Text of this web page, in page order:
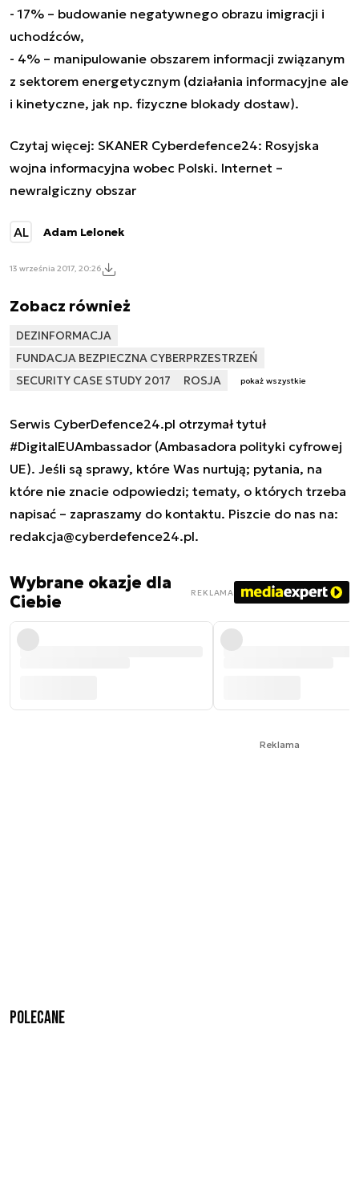
- 17% – budowanie negatywnego obrazu imigracji i
uchodźców,
- 4% – manipulowanie obszarem informacji związanym
z sektorem energetycznym (działania informacyjne ale
i kinetyczne, jak np. fizyczne blokady dostaw).
Czytaj więcej: SKANER Cyberdefence24: Rosyjska
wojna informacyjna wobec Polski. Internet –
newralgiczny obszar
AL Adam Lelonek
13 września 2017, 20:26
Zobacz również
DEZINFORMACJA
FUNDACJA BEZPIECZNA CYBERPRZESTRZEŃ
SECURITY CASE STUDY 2017
ROSJA pokaż wszystkie
Serwis CyberDefence24.pl otrzymał tytuł
#DigitalEUAmbassador (Ambasadora polityki cyfrowej
UE). Jeśli są sprawy, które Was nurtują; pytania, na
które nie znacie odpowiedzi; tematy, o których trzeba
napisać – zapraszamy do kontaktu. Piszcie do nas na:
redakcja@cyberdefence24.pl.
Wybrane okazje dla
Ciebie
REKLAMA
Reklama
Polecane